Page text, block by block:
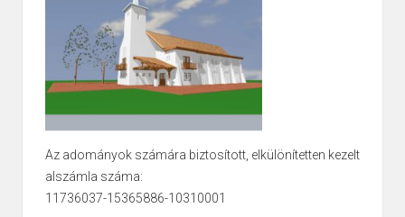
Az adományok számára biztosított, elkülönítetten kezelt
alszámla száma:
11736037-15365886-10310001